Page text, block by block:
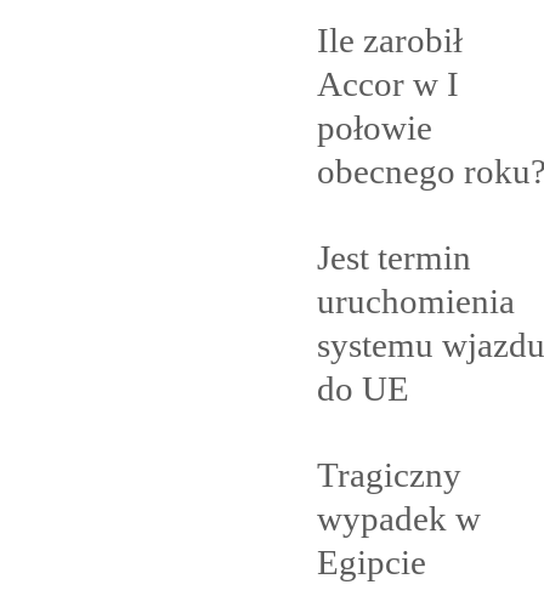
Ile zarobił
Accor w I
połowie
obecnego
Jest termin
uruchomienia
systemu wjazdu
do UE
Tragiczny
wypadek w
Egipcie